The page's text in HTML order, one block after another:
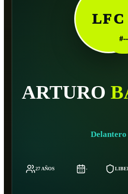
LFC
#--
ARTURO
Delantero
27 AÑOS -